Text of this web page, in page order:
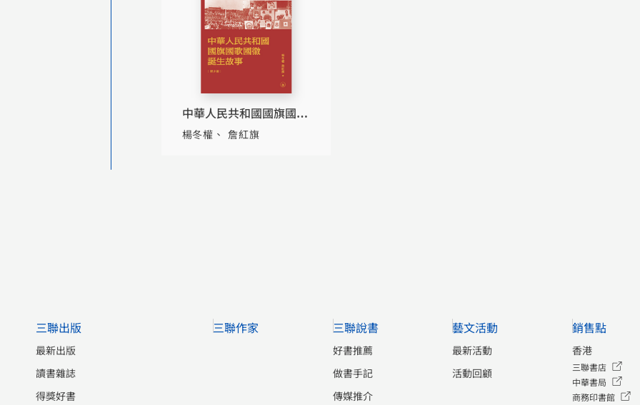
中華人民共和國國旗國歌
國徽誕生故事（青少版）
楊冬權 詹紅旗
三聯出版
最新出版
讀書雜誌
得獎好書
三聯作家 三聯說書
好書推薦
做書手記
傳媒推介
藝文活動
最新活動
活動回顧
銷售點
香港
三聯書店
中華書局
商務印書館